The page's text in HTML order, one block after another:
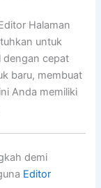
Halaman
untuk
dengan cepat
baru, membuat
Anda memiliki
demi
Editor